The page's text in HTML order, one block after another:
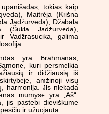
tokias kaip
Maitrėja (Krišna
Jadžurveda), Džabala
(Šukla Jadžurveda),
Vadžrasucika, galima
yra Brahmanas,
kuri persmelkia
ir didžiausią iš
amžinoji visų
harmonija. Jis niekada
mumyse yra „Aš“.
jis pastebi dieviškume
ir užuojauta.